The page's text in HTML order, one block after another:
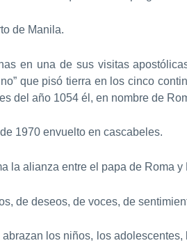
de Manila.
en una de sus visitas
que pisó tierra en los cinco
del año 1054 él, en nombre de
1970 envuelto en cascabeles.
la alianza entre el papa de Roma
de deseos, de voces, de
los niños, los